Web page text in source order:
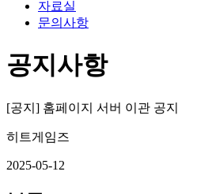
자료실
문의사항
공지사항
[공지] 홈페이지 서버 이관 공지
히트게임즈
2025-05-12